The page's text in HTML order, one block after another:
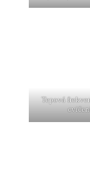
Tepová